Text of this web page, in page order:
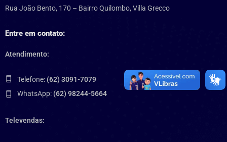
Rua João Bento, 170 – Bairro Quilombo, Villa Grecco
Entre em contato:
Atendimento:
Telefone: (62) 3091-7079
WhatsApp: (62) 98244-5664
Televendas: